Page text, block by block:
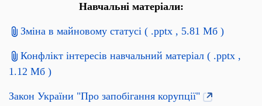
Навчальні матеріали:
Зміна в майновому статусі ( .pptx , 5.81 Мб )
Конфлікт інтересів навчальний матеріал ( .pptx ,
1.12 Мб )
Закон України "Про запобігання корупції"